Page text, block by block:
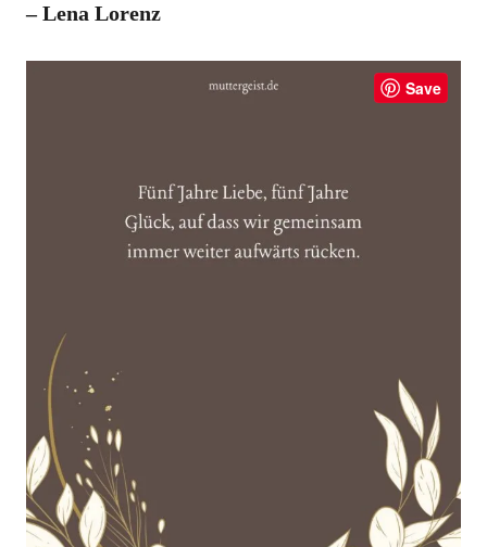
– Lena Lorenz
Save